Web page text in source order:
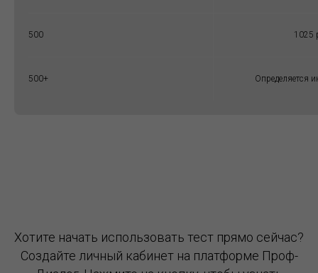
500 1025
500+ Определяется
Хотите начать использовать тест прямо сейчас?
Создайте личный кабинет на платформе Проф-